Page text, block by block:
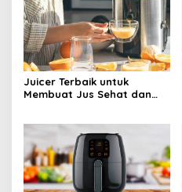
Juicer Terbaik untuk
Membuat Jus Sehat dan